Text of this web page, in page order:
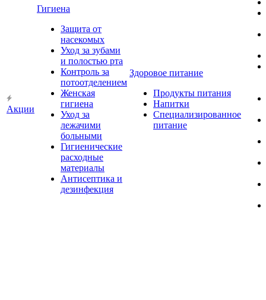
Акции
Гигиена
Защита от
насекомых
Уход за зубами
и полостью рта
Контроль за
потоотделением
Женская
гигиена
Уход за
лежачими
больными
Гигиенические
расходные
материалы
Антисептика и
дезинфекция
Здоровое питание
Продукты питания
Напитки
Специализированное
питание